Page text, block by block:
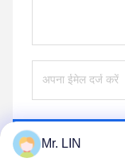
Mr. LIN